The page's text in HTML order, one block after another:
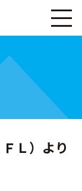
Ｌ）より